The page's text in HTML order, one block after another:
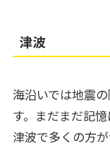
津波
海沿いでは地震
す。まだまだ記
津波で多くの方